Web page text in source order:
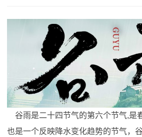
谷雨是二十四节气的第六个节气,是
也是一个反映降水变化趋势的节气，